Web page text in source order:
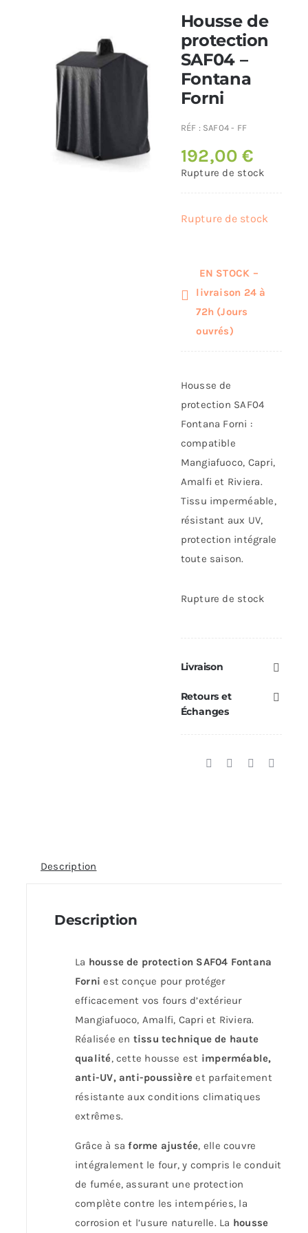
Conduit de fumées
Housse de
protection
SAF04 –
Fontana
Forni
RÉF : SAF04 - FF
192,00€
Rupture de stock
Rupture de stock
EN STOCK –
livraison 24 à
72h (Jours
ouvrés)
Housse de
protection SAF04
Fontana Forni :
compatible
Mangiafuoco, Capri,
Amalfi et Riviera.
Tissu imperméable,
résistant aux UV,
protection intégrale
toute saison.
Rupture de stock
Livraison
Retours et
Échanges
Description
Description
La housse de protection SAF04 Fontana
Forni est conçue pour protéger
efficacement vos fours d’extérieur
Mangiafuoco, Amalfi, Capri et Riviera.
Réalisée en tissu technique de haute
qualité, cette housse est imperméable,
anti-UV, anti-poussière et parfaitement
résistante aux conditions climatiques
extrêmes.
Grâce à saforme ajustée, elle couvre
intégralement le four, y compris le conduit
de fumée, assurant une protection
complète contre les intempéries, la
corrosion et l’usure naturelle. La housse